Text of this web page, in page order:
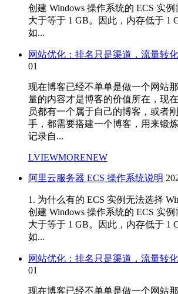
创建 Windows 操作系统的 ECS 实
大于等于 1 GB。因此，内存低于 1
如...
网站优化：排名只是渠道，流量转
01
现在博客已经不单单是做一个网站
量的内容才是博客的价值所在，现
员都有一个属于自己的博客，或者
手，都需要搭建一个博客，用来锻
记录自...
LVIEWMORENEW
阿里云服务器 ECS 操作系统说明
1. 为什么有的 ECS 实例无法选择
创建 Windows 操作系统的 ECS 实
大于等于 1 GB。因此，内存低于 1
如...
网站优化：排名只是渠道，流量转
01
现在博客已经不单单是做一个网站